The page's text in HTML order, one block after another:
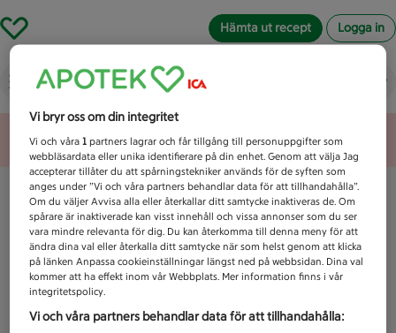
Hämta ut recept Logga in
Vad letar du efter idag?
Unknown error
Vi bryr oss om din integritet
Vi och våra1 partners lagrar och får tillgång till personuppgifter som
webbläsardata eller unika identifierare på din enhet. Genom att välja Jag
accepterar tillåter du att spårningstekniker används för de syften som
anges under ”Vi och våra partners behandlar data för att tillhandahålla”.
Om du väljer Avvisa alla eller återkallar ditt samtycke inaktiveras de. Om
spårare är inaktiverade kan visst innehåll och vissa annonser som du ser
vara mindre relevanta för dig. Du kan återkomma till denna meny för att
ändra dina val eller återkalla ditt samtycke när som helst genom att klicka
på länken Anpassa cookieinställningar längst ned på webbsidan. Dina val
kommer att ha effekt inom vår Webbplats. Mer information finns i vår
integritetspolicy.
Vi och våra partners behandlar data för att tillhandahålla: